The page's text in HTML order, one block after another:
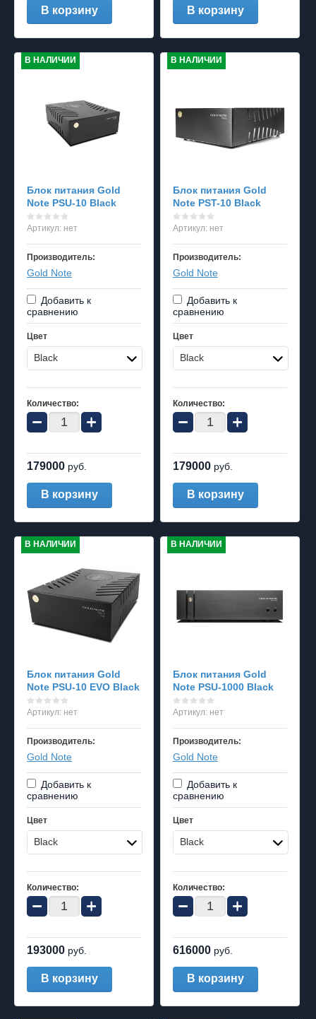
В корзину В корзину
В НАЛИЧИИ
Блок питания Gold
Note PSU-10 Black
Артикул: нет
Производитель:
Gold Note
Добавить к
сравнению
Цвет
Black
Количество:
− +
179000 руб.
В корзину
В НАЛИЧИИ
Блок питания Gold
Note PST-10 Black
Артикул:нет
Производитель:
Gold Note
Добавить к
сравнению
Цвет
Black
Количество:
− +
179000 руб.
В корзину
В НАЛИЧИИ
Блок питания Gold
Note PSU-10 EVO Black
Артикул: нет
Производитель:
Gold Note
Добавить к
сравнению
Цвет
Black
Количество:
− +
193000 руб.
В корзину
В НАЛИЧИИ
Блок питания Gold
Note PSU-1000 Black
Артикул:нет
Производитель:
Gold Note
Добавить к
сравнению
Цвет
Black
Количество:
− +
616000 руб.
В корзину